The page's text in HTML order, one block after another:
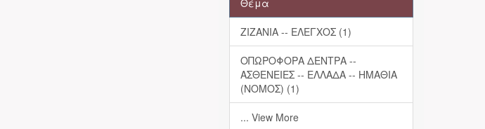
Θέμα
ΖΙΖΑΝΙΑ -- ΕΛΕΓΧΟΣ (1)
ΟΠΩΡΟΦΟΡΑ ΔΕΝΤΡΑ --
ΑΣΘΕΝΕΙΕΣ -- ΕΛΛΑΔΑ -- ΗΜΑΘΙΑ
(ΝΟΜΟΣ) (1)
... View More